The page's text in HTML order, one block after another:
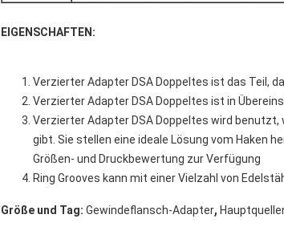
EIGENSCHAFTEN:
Verzierter Adapter DSA Doppeltes ist das Teil,
Verzierter Adapter DSA Doppeltes ist in
Verzierter Adapter DSA Doppeltes wird
gibt. Sie stellen eine ideale Lösung vom Haken
Größen- und Druckbewertung zur Verfügung
Ring Grooves kann mit einer Vielzahl von
Größe und Tag: Gewindeflansch-Adapter,